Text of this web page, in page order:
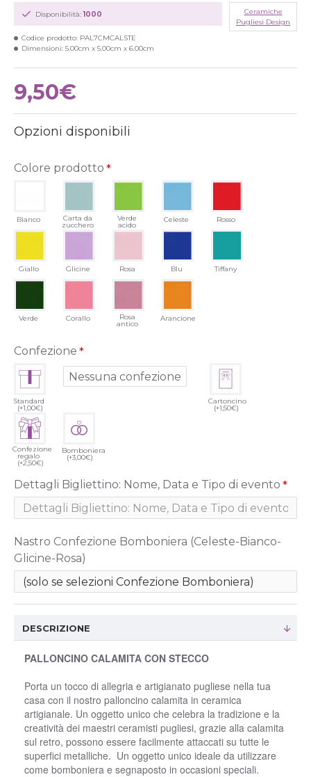
9,50€
Disponibilità: 1000
Codice prodotto: PAL7CMCALSTE
Dimensioni: 5.00cm x 5.00cm x 6.00cm
Ceramiche
Pugliesi Design
Opzioni disponibili
Colore prodotto
Bianco Carta da
zucchero
Verde
acido
Celeste Rosso
Giallo Glicine Rosa Blu Tiffany
Verde Corallo Rosa
antico
Arancione
Confezione
Standard
(+1,00€)
Nessuna confezione
Cartoncino
(+1,50€)
Confezione
regalo
(+2,50€)
Bomboniera
(+3,00€)
Dettagli Bigliettino: Nome, Data e Tipo di evento
Nastro Confezione Bomboniera (Celeste-Bianco-
Glicine-Rosa)
DESCRIZIONE
PALLONCINO CALAMITA CON STECCO
Porta un tocco di allegria e artigianato pugliese nella tua
casa con il nostro palloncino calamita in ceramica
artigianale. Un oggetto unico che celebra la tradizione e la
creatività dei maestri ceramisti pugliesi, grazie alla calamita
sul retro, possono essere facilmente attaccati su tutte le
superfici metalliche. Un oggetto unico ideale da utilizzare
come bomboniera e segnaposto in occasioni speciali.